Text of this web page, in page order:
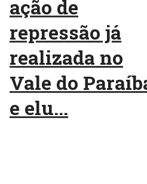
ação de
repressão já
realizada no
Vale do
e elu...